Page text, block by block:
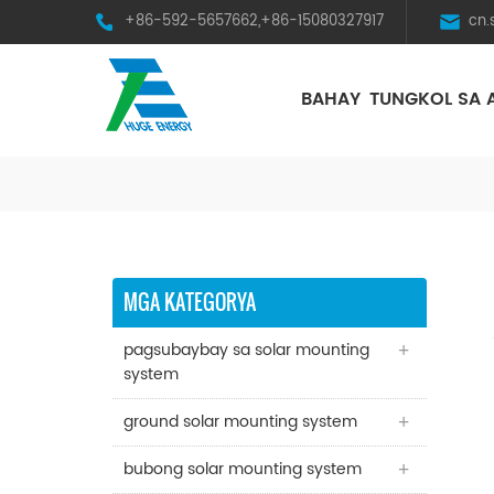
+86-592-5657662,+86-15080327917
BAHAY TUNGKOL SA
MGA KATEGORYA
pagsubaybay sa solar mounting
system
ground solar mounting system
bubong solar mounting system